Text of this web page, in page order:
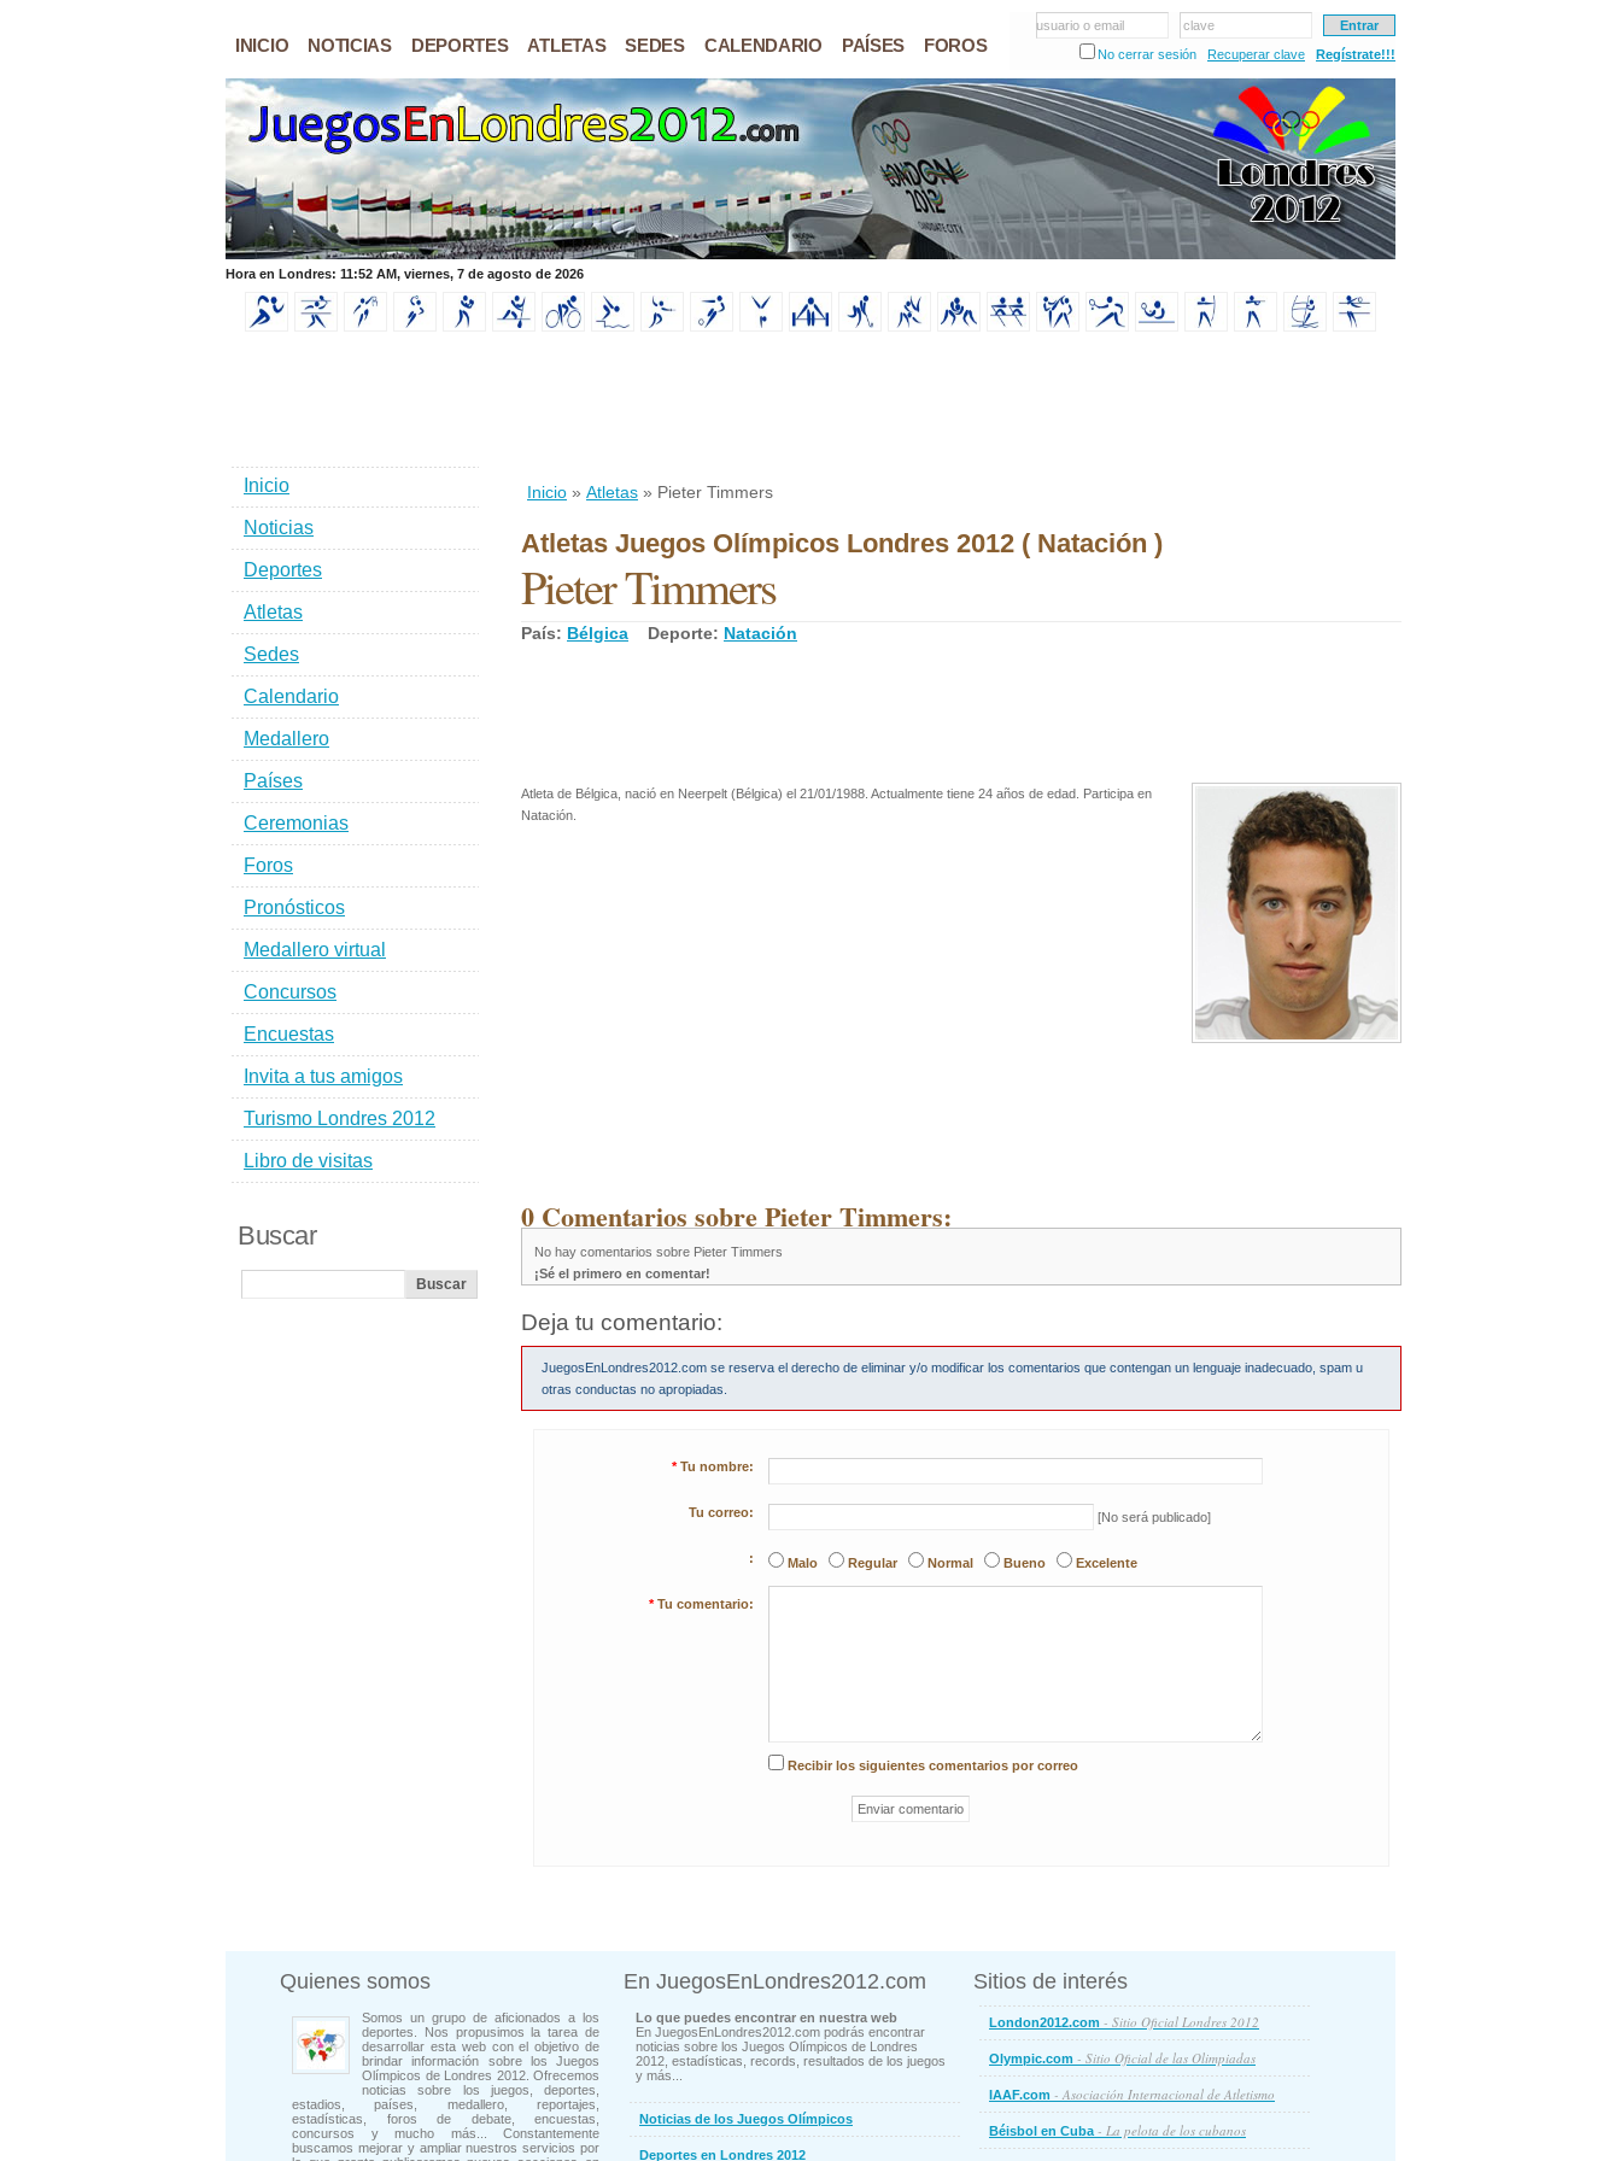
INICIO NOTICIAS DEPORTES ATLETAS SEDES CALENDARIO PAÍSES FOROS
usuario o email
clave
No cerrar sesión
Recuperar clave Regístrate!!!
Hora en Londres: 11:52 AM, viernes, 7 de agosto de 2026
Inicio » Atletas » Pieter Timmers
Atletas Juegos Olímpicos Londres 2012 ( Natación )
Pieter Timmers
País: Bélgica Deporte: Natación
Atleta de Bélgica, nació en Neerpelt (Bélgica) el 21/01/1988. Actualmente tiene 24 años de edad. Participa en
Natación.
0 Comentarios sobre Pieter Timmers:
No hay comentarios sobre Pieter Timmers
¡Sé el primero en comentar!
Deja tu comentario:
JuegosEnLondres2012.com se reserva el derecho de eliminar y/o modificar los comentarios que contengan un lenguaje inadecuado, spam u
otras conductas no apropiadas.
* Tu nombre:
Tu correo: [No será publicado]
: Malo Regular Normal Bueno Excelente
* Tu comentario:
Recibir los siguientes comentarios por correo
Inicio
Noticias
Deportes
Atletas
Sedes
Calendario
Medallero
Países
Ceremonias
Foros
Pronósticos
Medallero virtual
Concursos
Encuestas
Invita a tus amigos
Turismo Londres 2012
Libro de visitas
Buscar
Quienes somos
Somos un grupo de aficionados a los
deportes. Nos propusimos la tarea de
desarrollar esta web con el objetivo de
brindar información sobre los Juegos
Olímpicos de Londres 2012. Ofrecemos
noticias sobre los juegos, deportes,
estadios, países, medallero, reportajes,
estadísticas, foros de debate, encuestas,
concursos y mucho más... Constantemente
buscamos mejorar y ampliar nuestros servicios por
En JuegosEnLondres2012.com
Lo que puedes encontrar en nuestra web
En JuegosEnLondres2012.com podrás encontrar
noticias sobre los Juegos Olímpicos de Londres
2012, estadísticas, records, resultados de los juegos
y más...
Noticias de los Juegos Olímpicos
Deportes en Londres 2012
Sitios de interés
London2012.com - Sitio Oficial Londres 2012
Olympic.com - Sitio Oficial de las Olimpiadas
IAAF.com - Asociación Internacional de Atletismo
Béisbol en Cuba- La pelota de los cubanos